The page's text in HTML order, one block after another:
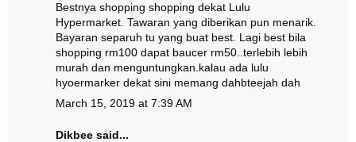
Bestnya shopping shopping dekat Lulu
Hypermarket. Tawaran yang diberikan pun menarik.
Bayaran separuh tu yang buat best. Lagi best bila
shopping rm100 dapat baucer rm50..terlebih lebih
murah dan menguntungkan.kalau ada lulu
hyoermarker dekat sini memang dahbteejah dah
March 15, 2019 at 7:39 AM
Dikbee said...